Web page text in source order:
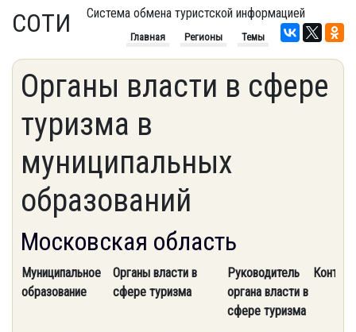
СОТИ Система обмена туристской информацией
Главная Регионы Темы
Органы власти в сфере
туризма в
муниципальных
образований
Московская область
Муниципальное
образование
Органы власти в
сфере туризма
Руководитель
органа власти в
сфере туризма